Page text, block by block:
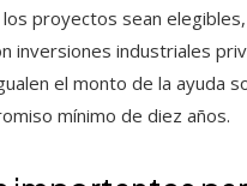
proyectos sean
inversiones industriales
el monto de la ayuda
mínimo de diez años.